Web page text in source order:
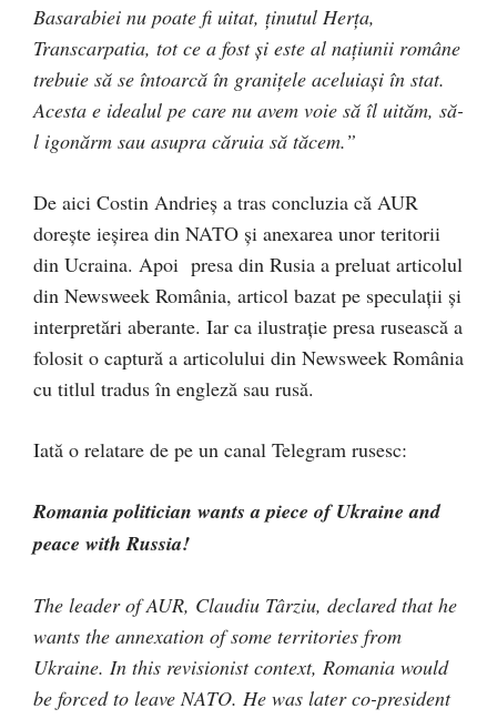
Basarabiei nu poate fi uitat, ținutul Herța,
Transcarpatia, tot ce a fost și este al națiunii române
trebuie să se întoarcă în granițele aceluiași în stat.
Acesta e idealul pe care nu avem voie să îl uităm, să-
l igonărm sau asupra căruia să tăcem.”
De aici Costin Andrieș a tras concluzia că AUR
dorește ieșirea din NATO și anexarea unor teritorii
din Ucraina. Apoi presa din Rusia a preluat articolul
din Newsweek România, articol bazat pe speculații și
interpretări aberante. Iar ca ilustrație presa rusească a
folosit o captură a articolului din Newsweek România
cu titlul tradus în engleză sau rusă.
Iată o relatare de pe un canal Telegram rusesc:
Romania politician wants a piece of Ukraine and
peace with Russia!
The leader of AUR, Claudiu Târziu, declared that he
wants the annexation of some territories from
Ukraine. In this revisionist context, Romania would
be forced to leave NATO. He was later co-president